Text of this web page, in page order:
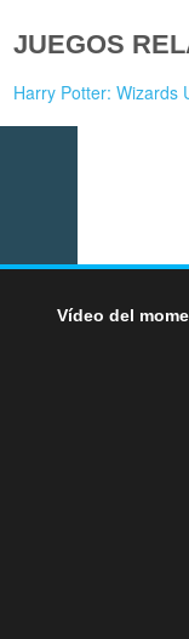
JUEGOS
Harry Potter: Wizards
Vídeo del